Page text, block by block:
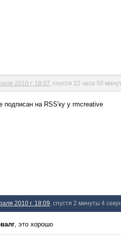
2010 г. 18:07 , спустя 22 часа 50
подписан на RSS'ку у rmcreative
2010 г. 18:09 , спустя 2 минуты 4
, это хорошо